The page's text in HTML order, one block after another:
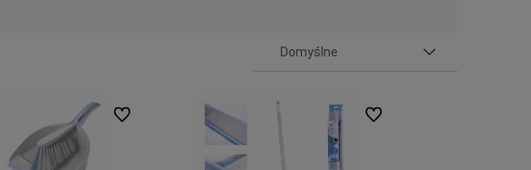
Do ulubionych Do ulubionych